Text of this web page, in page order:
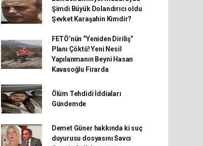
Şimdi Büyük Dolandırıcı oldu
Şevket Karaşahin Kimdir?
FETÖ’nün “Yeniden Diriliş”
Planı Çöktü! Yeni Nesil
Yapılanmanın Beyni Hasan
Kavasoğlu Firarda
Ölüm Tehdidi İddiaları
Gündemde
Demet Güner hakkında ki suç
duyurusu dosyasını Savcı